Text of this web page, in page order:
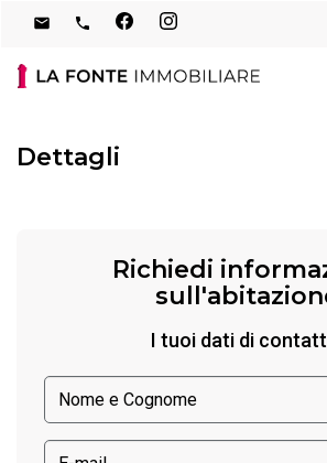
Dettagli
Richiedi
I tuoi dati di